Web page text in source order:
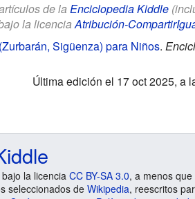
de la Enciclopedia Kiddle
la licenciaAtribución-
Sigüenza) para Niños.
Última edición el 17 oct 2025, a
la licencia CC BY-SA 3.0, a menos
seleccionados de Wikipedia, reescritos